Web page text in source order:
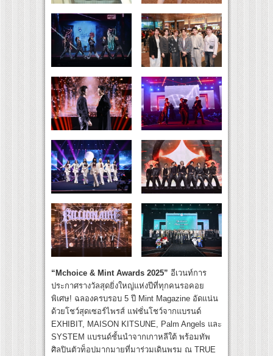
“Mchoice & Mint Awards 2025” อีเวนท์การ
ประกาศรางวัลสุดยิ่งใหญ่แห่งปีที่ทุกคนรอคอย
พิเศษ! ฉลองครบรอบ 5 ปี Mint Magazine อัดแน่น
ด้วยโชว์สุดเซอร์ไพรส์ แฟชั่นโชว์จากแบรนด์
EXHIBIT, MAISON KITSUNE, Palm Angels และ
SYSTEM แบรนด์ชั้นนำจากเกาหลีใต้ พร้อมทัพ
ศิลปินตัวท็อปมากมายที่มาร่วมเดินพรม ณ TRUE